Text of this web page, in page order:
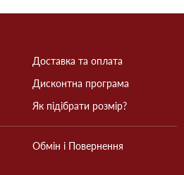
Доставка та оплата
Дисконтна програма
Як підібрати розмір?
Обмін і Повернення